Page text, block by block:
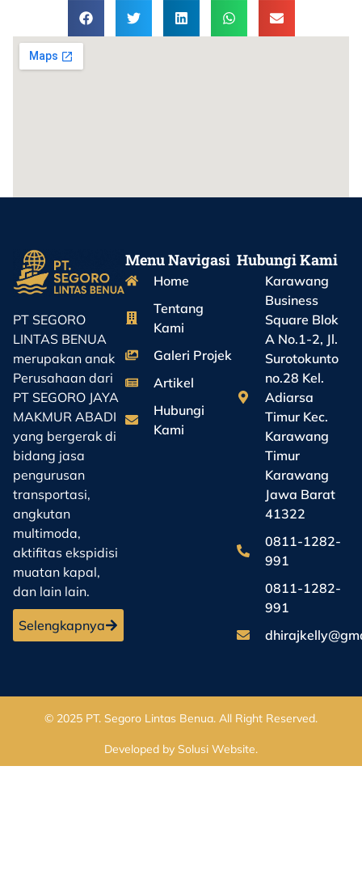
PT SEGORO
LINTAS BENUA
merupakan anak
Perusahaan dari
PT SEGORO JAYA
MAKMUR ABADI
yang bergerak di
bidang jasa
pengurusan
transportasi,
angkutan
multimoda,
aktifitas ekspidisi
muatan kapal,
dan lain lain.
Selengkapnya
Menu Navigasi
Home
Tentang
Kami
Galeri Projek
Artikel
Hubungi
Kami
Hubungi Kami
Karawang
Business
Square Blok
A No.1-2, Jl.
Surotokunto
no.28 Kel.
Adiarsa
Timur Kec.
Karawang
Timur
Karawang
Jawa Barat
41322
0811-1282-
991
0811-1282-
991
© 2025 PT. Segoro Lintas Benua. All Right Reserved.
Developed by Solusi Website.